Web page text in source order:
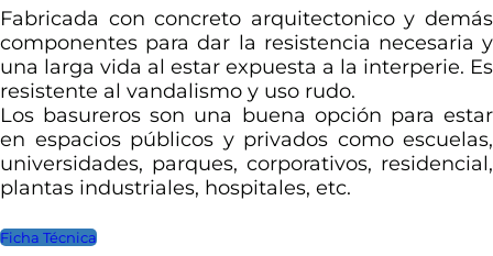
Fabricada con concreto arquitectonico y demás
componentes para dar la resistencia necesaria y
una larga vida al estar expuesta a la interperie. Es
resistente al vandalismo y uso rudo.
Los basureros son una buena opción para estar
en espacios públicos y privados como escuelas,
universidades, parques, corporativos, residencial,
plantas industriales, hospitales, etc.
Ficha Técnica